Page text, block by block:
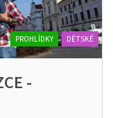
-
PROHLÍDKY DĚTSKÉ